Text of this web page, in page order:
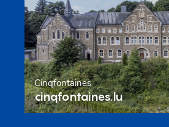
Cinqfontaines
cinqfontaines.lu